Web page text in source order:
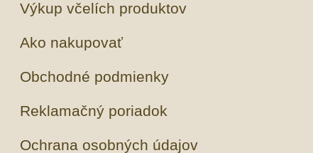
Výkup včelích produktov
Ako nakupovať
Obchodné podmienky
Reklamačný poriadok
Ochrana osobných údajov